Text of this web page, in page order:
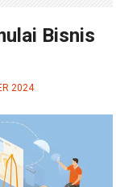
Bisnis
2024